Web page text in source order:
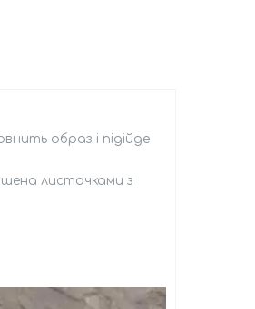
образ і підійде
листочками з